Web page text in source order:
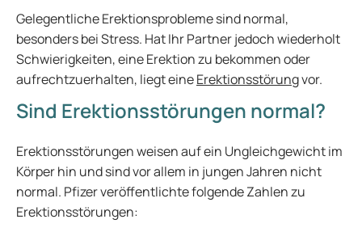
Gelegentliche Erektionsprobleme sind normal,
besonders bei Stress. Hat Ihr Partner jedoch wiederholt
Schwierigkeiten, eine Erektion zu bekommen oder
aufrechtzuerhalten, liegt eineErektionsstörungvor.
Sind Erektionsstörungen normal?
Erektionsstörungen weisen auf ein Ungleichgewicht im
Körper hin und sind vor allem in jungen Jahren nicht
normal. Pfizer veröffentlichte folgende Zahlen zu
Erektionsstörungen: